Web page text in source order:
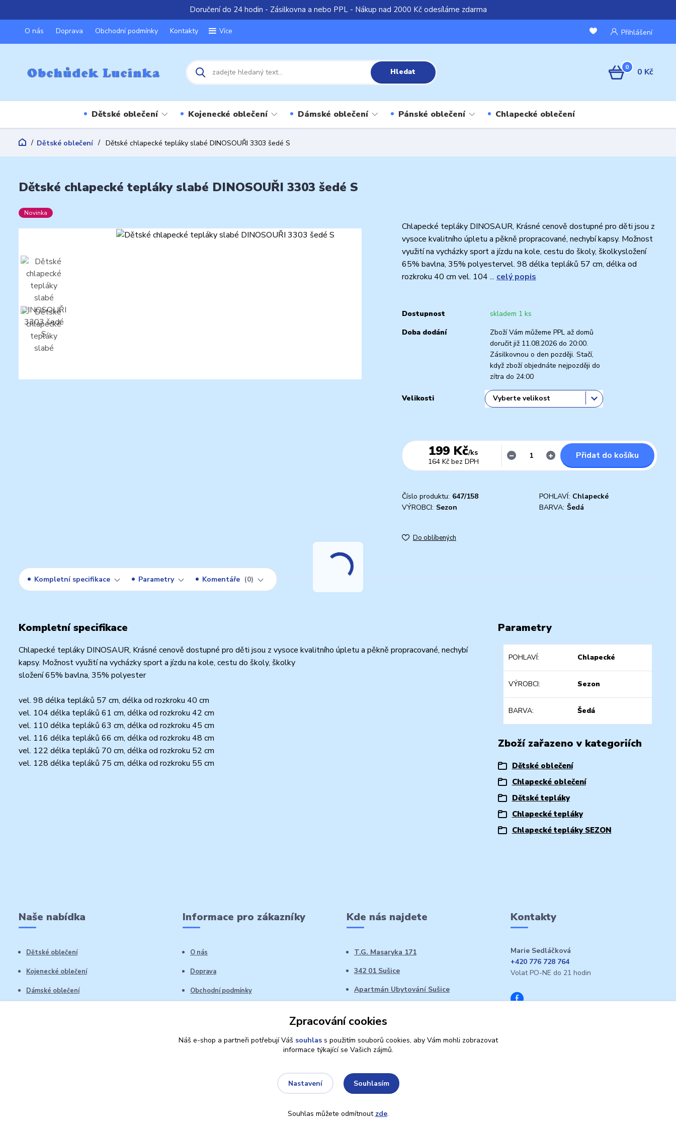
Doručení do 24 hodin - Zásilkovna a nebo PPL - Nákup nad 2000 Kč odesíláme zdarma
O nás Doprava Obchodní podmínky Kontakty Více Přihlášení
Hledat 0 0 Kč
Dětské oblečení Kojenecké oblečení Dámské oblečení Pánské oblečení Chlapecké oblečení
Dětské oblečení Dětské chlapecké tepláky slabé DINOSOUŘI 3303 šedé S
Dětské chlapecké tepláky slabé DINOSOUŘI 3303 šedé S
Novinka
Chlapecké tepláky DINOSAUR, Krásné cenově dostupné pro děti jsou z
vysoce kvalitního úpletu a pěkně propracované, nechybí kapsy. Možnost
využití na vycházky sport a jízdu na kole, cestu do školy, školkysložení
65% bavlna, 35% polyestervel. 98 délka tepláků 57 cm, délka od
rozkroku 40 cm vel. 104 ... celý popis
Dostupnost
skladem 1 ks
Doba dodání
Zboží Vám můžeme PPL až domů
doručit již 11.08.2026 do 20:00.
Zásilkovnou o den později. Stačí,
když zboží objednáte nejpozději do
zítra do 24:00
Velikosti
199 Kč/ks
164 Kč bez DPH
Přidat do košíku
Číslo produktu: 647/158 POHLAVÍ: Chlapecké
VÝROBCI: Sezon BARVA: Šedá
Do oblíbených
Kompletní specifikace Parametry Komentáře 0
Kompletní specifikace
Chlapecké tepláky DINOSAUR, Krásné cenově dostupné pro děti jsou z vysoce kvalitního úpletu a pěkně propracované, nechybí
kapsy. Možnost využití na vycházky sport a jízdu na kole, cestu do školy, školky
složení 65% bavlna, 35% polyester
vel. 98 délka tepláků 57 cm, délka od rozkroku 40 cm
vel. 104 délka tepláků 61 cm, délka od rozkroku 42 cm
vel. 110 délka tepláků 63 cm, délka od rozkroku 45 cm
vel. 116 délka tepláků 66 cm, délka od rozkroku 48 cm
vel. 122 délka tepláků 70 cm, délka od rozkroku 52 cm
vel. 128 délka tepláků 75 cm, délka od rozkroku 55 cm
Parametry
POHLAVÍ Chlapecké
VÝROBCI Sezon
BARVA Šedá
Zboží zařazeno v kategoriích
Dětské oblečení
Chlapecké oblečení
Dětské tepláky
Chlapecké tepláky
Chlapecké tepláky SEZON
Naše nabídka
Dětské oblečení
Kojenecké oblečení
Dámské oblečení
Informace pro zákazníky
O nás
Doprava
Obchodní podmínky
Kde nás najdete
T.G. Masaryka 171
342 01 Sušice
Apartmán Ubytování Sušice
Kontakty
Marie Sedláčková
+420 776 728 764
Volat PO-NE do 21 hodin
Zpracování cookies
Náš e-shop a partneři potřebují Váš souhlass použitím souborů cookies, aby Vám mohli zobrazovat
informace týkající se Vašich zájmů.
Nastavení Souhlasím
Souhlas můžete odmítnout zde.